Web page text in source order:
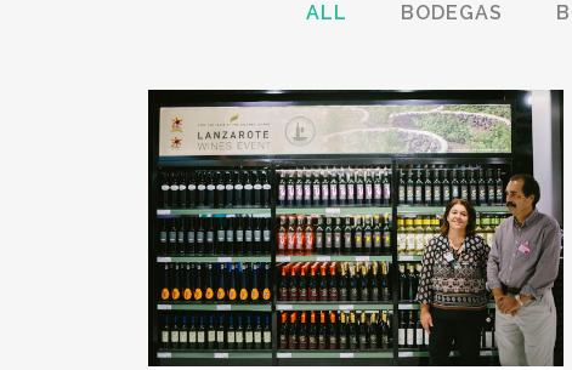
ALL BODEGAS